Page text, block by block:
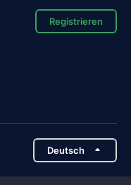
Registrieren
Deutsch